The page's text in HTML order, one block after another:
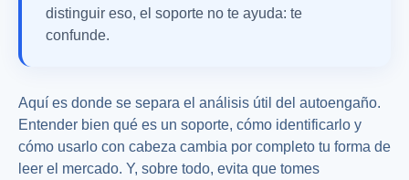
distinguir eso, el soporte no te ayuda: te
confunde.
Aquí es donde se separa el análisis útil del autoengaño.
Entender bien qué es un soporte, cómo identificarlo y
cómo usarlo con cabeza cambia por completo tu forma de
leer el mercado. Y, sobre todo, evita que tomes